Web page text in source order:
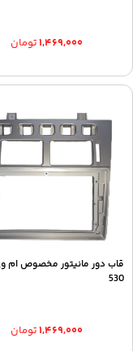
۱,۴۶۹,۰۰۰تومان
قاب دور مانیتور مخصوص ام
530
۱,۴۶۹,۰۰۰تومان